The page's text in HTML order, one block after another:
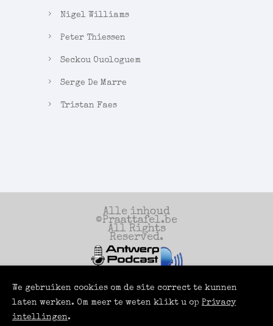
Nigel Williams
Peter Thiessen
Seckou Ouologuem
Serge De Marre
Tristan Faes
Alle inhoud
©Praattafel.be
All Rights
Reserved.
Een productie
van
Antwerp Podcast
We gebruiken cookies om de site correct te kunnen
laten werken. Om meer te weten klikt u op Privacy
intellingen.